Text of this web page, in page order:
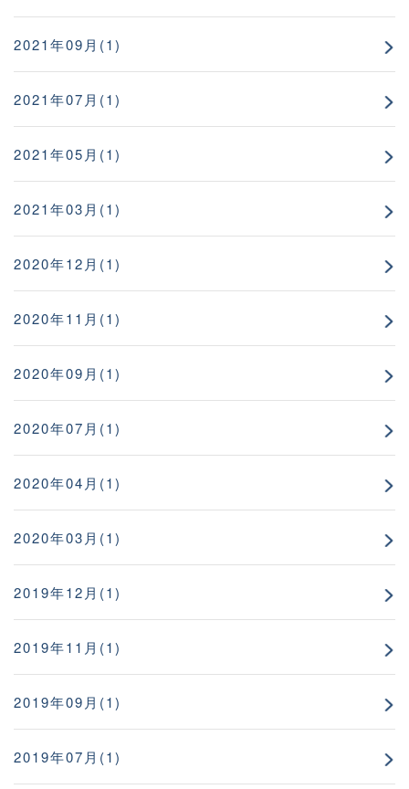
2021年09月(1)
2021年07月(1)
2021年05月(1)
2021年03月(1)
2020年12月(1)
2020年11月(1)
2020年09月(1)
2020年07月(1)
2020年04月(1)
2020年03月(1)
2019年12月(1)
2019年11月(1)
2019年09月(1)
2019年07月(1)